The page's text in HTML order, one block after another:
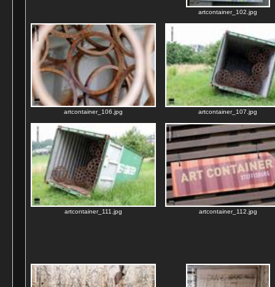
artcontainer_102.jpg
artcontainer_106.jpg artcontainer_107.jpg
artcontainer_111.jpg artcontainer_112.jpg